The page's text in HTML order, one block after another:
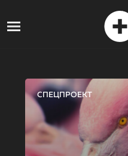
СПЕЦПРОЕКТ